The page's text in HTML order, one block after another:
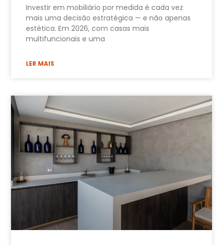
Investir em mobiliário por medida é cada vez
mais uma decisão estratégica — e não apenas
estética. Em 2026, com casas mais
multifuncionais e uma
LER MAIS